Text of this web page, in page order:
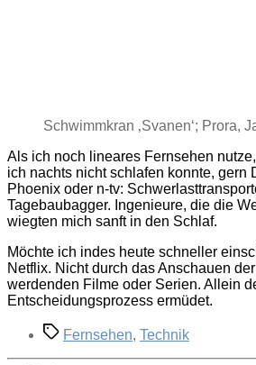
Schwimmkran ‚Svanen‘; Prora,
Als ich noch lineares Fernsehen
ich nachts nicht schlafen konnte, gern
Phoenix oder n-tv:
Tagebaubagger. Ingenieure, die die
wiegten mich sanft in den Schlaf.
Möchte ich indes heute schneller
Netflix. Nicht durch das Anschauen
werdenden Filme oder Serien. Allein
Entscheidungsprozess ermüdet.
Schlagwörter
Fernsehen, Technik